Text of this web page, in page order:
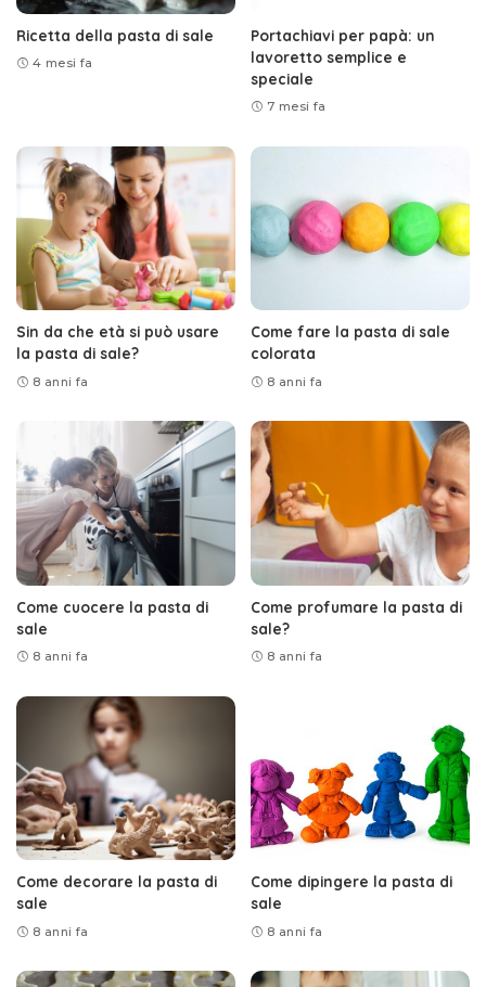
Ricetta della pasta di sale
4 mesi fa
Portachiavi per papà: un
lavoretto semplice e
speciale
7 mesi fa
Sin da che età si può usare
la pasta di sale?
8 anni fa
Come fare la pasta di sale
colorata
8 anni fa
Come cuocere la pasta di
sale
8 anni fa
Come profumare la pasta di
sale?
8 anni fa
Come decorare la pasta di
sale
8 anni fa
Come dipingere la pasta di
sale
8 anni fa